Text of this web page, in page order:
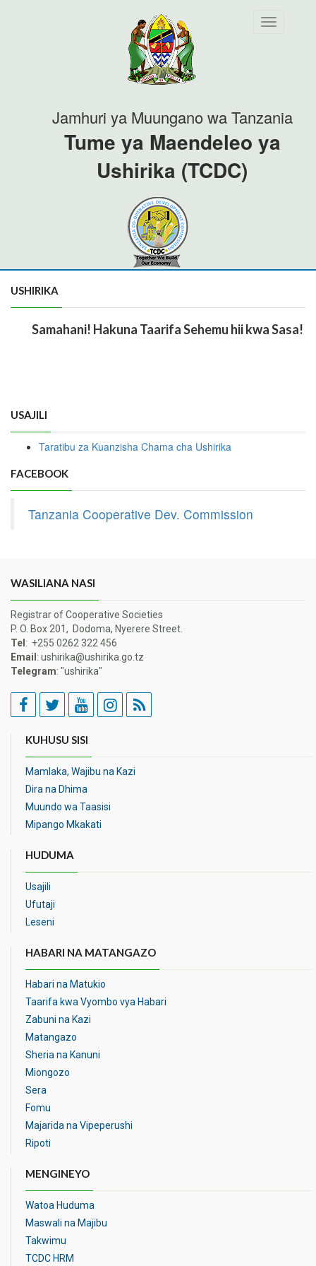
Toggle
Jamhuri ya Muungano wa Tanzania
Tume ya Maendeleo ya
Ushirika (TCDC)
USHIRIKA
Samahani! Hakuna Taarifa Sehemu hii kwa Sasa!
USAJILI
Taratibu za Kuanzisha Chama cha Ushirika
FACEBOOK
Tanzania Cooperative Dev. Commission
WASILIANA NASI
Registrar of Cooperative Societies
P. O. Box 201, Dodoma, Nyerere Street.
Tel : +255 0262 322 456
Email : ushirika@ushirika.go.tz
Telegram: "ushirika"
KUHUSU SISI
Mamlaka, Wajibu na Kazi
Dira na Dhima
Muundo wa Taasisi
Mipango Mkakati
HUDUMA
Usajili
Ufutaji
Leseni
HABARI NA MATANGAZO
Habari na Matukio
Taarifa kwa Vyombo vya Habari
Zabuni na Kazi
Matangazo
Sheria na Kanuni
Miongozo
Sera
Fomu
Majarida na Vipeperushi
Ripoti
MENGINEYO
Watoa Huduma
Maswali na Majibu
Takwimu
TCDC HRM